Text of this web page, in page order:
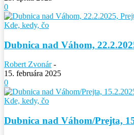
0
Kde, kedy, čo
Dubnica nad Váhom,
Robert Zvonár -
15. februára 2025
0
Kde, kedy, čo
Dubnica nad Váhom/Prejta,